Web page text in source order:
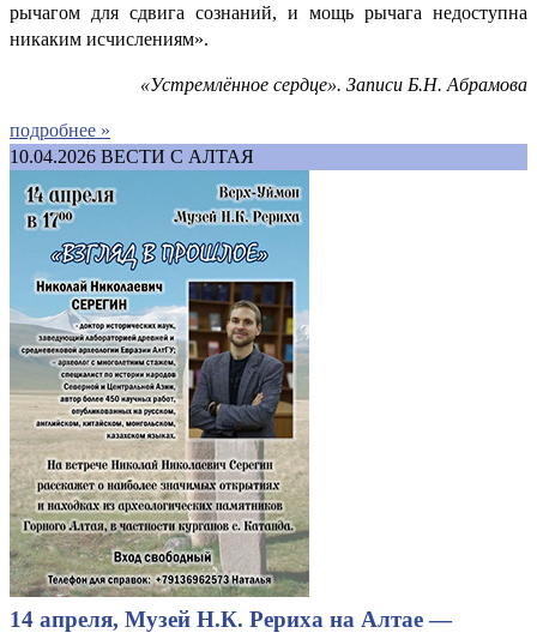
рычагом для сдвига сознаний, и мощь рычага недоступна
никаким исчислениям».
«Устремлённое сердце». Записи Б.Н. Абрамова
подробнее »
10.04.2026 ВЕСТИ С АЛТАЯ
14 апреля, Музей Н.К. Рериха на Алтае —